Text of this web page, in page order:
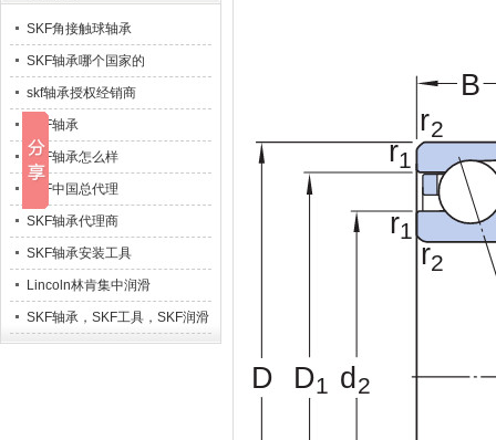
SKF角接触球轴承
SKF轴承哪个国家的
skf轴承授权经销商
SKF轴承
SKF轴承怎么样
SKF中国总代理
SKF轴承代理商
SKF轴承安装工具
Lincoln林肯集中润滑
SKF轴承，SKF工具，SKF润滑
系统